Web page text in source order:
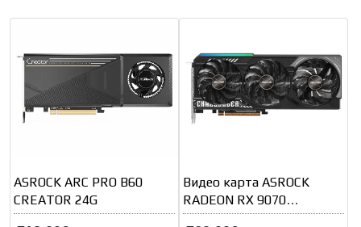
ASROCK ARC PRO B60
CREATOR 24G
Видео карта ASROCK
RADEON RX 9070
Challenger 16GB GDDR6